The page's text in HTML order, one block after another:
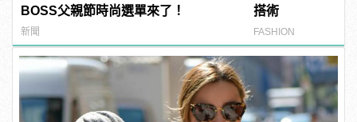
BOSS父親節時尚選單來了！
新聞
搭術
FASHION